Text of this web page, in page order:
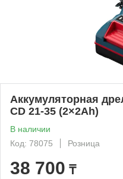
Аккумуляторная
CD 21-35 (2×2Ah)
В наличии
Код: 78075
Розница
38 700 ₸